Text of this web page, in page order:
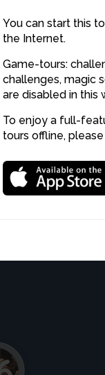
You can start this
the Internet.
Game-tours:
challenges, magic
are disabled in this
To enjoy a full-
tours offline,
17